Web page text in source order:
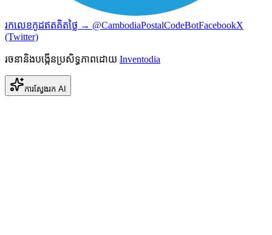
រកលេខកូដឥតគិតថ្លៃ → @CambodiaPostalCodeBotFacebookX
(Twitter)
រចនានិងបង្កើនប្រសិទ្ធភាពដោយ Inventodia
ការស្វែងរក AI